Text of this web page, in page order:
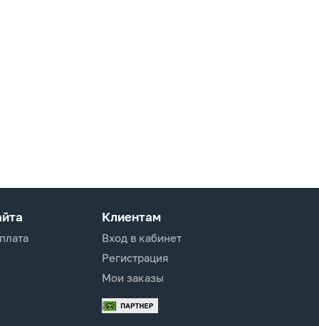
Клиентам
Вход в кабинет
Регистрация
Мои заказы